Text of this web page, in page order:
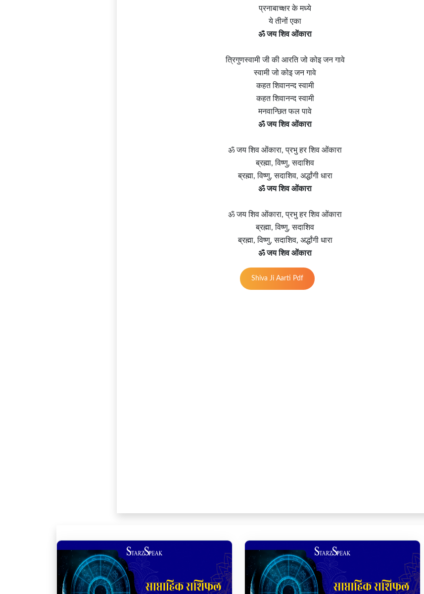
प्रनाबाच्क्षर के मध्ये
ये तीनों एका
ॐ जय शिव ओंकारा
त्रिगुणस्वामी जी की आरति जो कोइ जन गावे
स्वामी जो कोइ जन गावे
कहत शिवानन्द स्वामी
कहत शिवानन्द स्वामी
मनवान्छित फल पावे
ॐ जय शिव ओंकारा
ॐ जय शिव ओंकारा, प्रभु हर शिव ओंकारा
ब्रह्मा, विष्णु, सदाशिव
ब्रह्मा, विष्णु, सदाशिव, अर्द्धांगी धारा
ॐ जय शिव ओंकारा
ॐ जय शिव ओंकारा, प्रभु हर शिव ओंकारा
ब्रह्मा, विष्णु, सदाशिव
ब्रह्मा, विष्णु, सदाशिव, अर्द्धांगी धारा
ॐ जय शिव ओंकारा
Shiva Ji Aarti Pdf